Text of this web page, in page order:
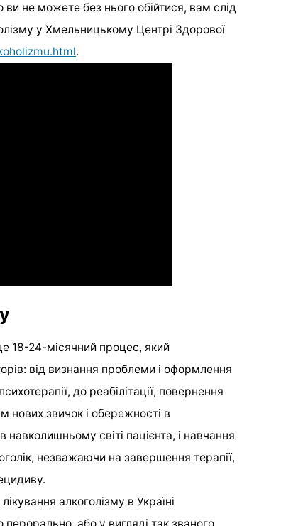
не можете без нього обійтися, вам слід
у Хмельницькому Центрі Здорової
.
18-24-місячний процес, який
від визнання проблеми і оформлення
до реабілітації, повернення
звичок і обережності в
світі пацієнта, і навчання
незважаючи на завершення терапії,
алкоголізму в Україні